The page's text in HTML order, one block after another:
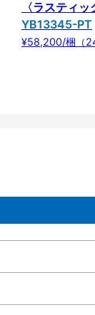
〈ラスティッ
YB13345-PT
¥58,200/梱（